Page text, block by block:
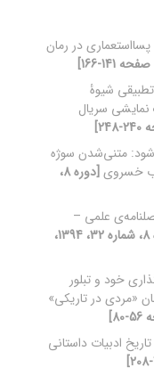
در رمان
شیوۀ
سریال
متنی‌شدن سوژه‌
خسروی
[دوره 8،
علمی ‌–
[دوره 8، شماره 32، 1394،
خود و تبلور
«مردی در تاریکی»
ادبیات داستانی